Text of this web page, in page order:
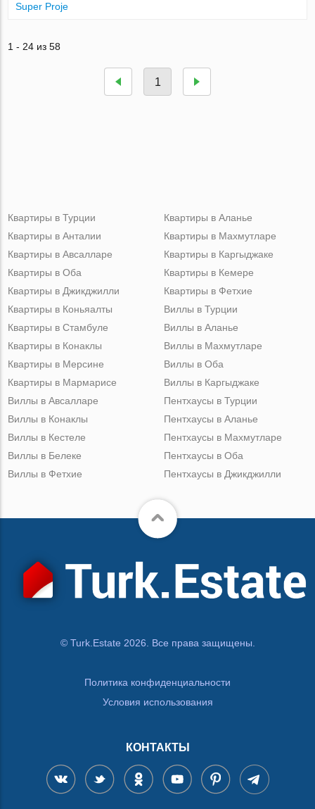
Super Proje
1 - 24 из 58
1
Квартиры в Турции
Квартиры в Анталии
Квартиры в Авсалларе
Квартиры в Оба
Квартиры в Джикджилли
Квартиры в Аланье
Квартиры в Махмутларе
Квартиры в Каргыджаке
Квартиры в Кемере
Квартиры в Фетхие
Квартиры в Коньяалты
Квартиры в Стамбуле
Квартиры в Конаклы
Квартиры в Мерсине
Квартиры в Мармарисе
Виллы в Турции
Виллы в Аланье
Виллы в Махмутларе
Виллы в Оба
Виллы в Каргыджаке
Виллы в Авсалларе
Виллы в Конаклы
Виллы в Кестеле
Виллы в Белеке
Виллы в Фетхие
Пентхаусы в Турции
Пентхаусы в Аланье
Пентхаусы в Махмутларе
Пентхаусы в Оба
Пентхаусы в Джикджилли
© Turk.Estate 2026. Все права защищены.
Политика конфиденциальности
Условия использования
КОНТАКТЫ